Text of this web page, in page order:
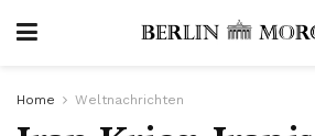
Home Weltnachrichten